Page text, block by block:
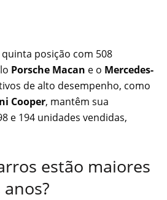
posição com 508
Porsche Macan e o Mercedes-
de alto desempenho, como
Cooper, mantêm sua
e 194 unidades vendidas,
estão maiores